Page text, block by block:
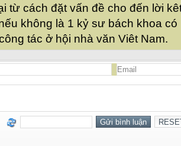
từ cách đặt vấn đề cho đến lời
không là 1 kỷ sư bách khoa
tác ở hội nhà văn Viêt Nam.